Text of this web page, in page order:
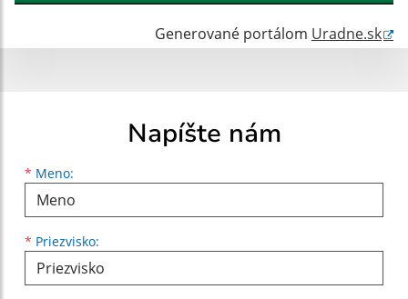
Generované portálom Uradne.sk
Napíšte nám
* Meno:
Meno
* Priezvisko:
Priezvisko
E-mailová adresa